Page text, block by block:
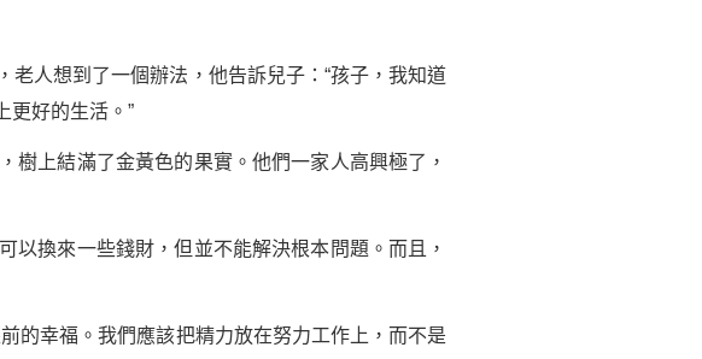
人想到了一個辦法，他告訴兒子：“孩子，我知道
更好的生活。”
樹上結滿了金黃色的果實。他們一家人高興極了，
以換來一些錢財，但並不能解決根本問題。而且，
的幸福。我們應該把精力放在努力工作上，而不是